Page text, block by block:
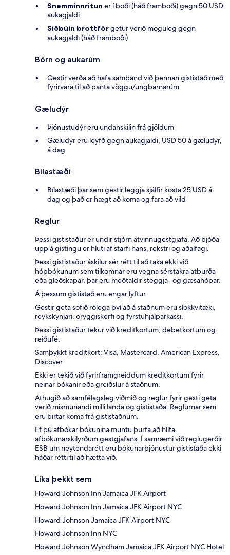
Snemminnritun er í boði (háð framboði) gegn 50 USD
aukagjaldi
Síðbúin brottförgetur verið möguleg gegn
aukagjaldi (háð framboði)
Börn og aukarúm
Gestir verða að hafa samband við þennan gististað með
fyrirvara til að panta vöggu/ungbarnarúm
Gæludýr
Þjónustudýr eru undanskilin frá gjöldum
Gæludýr eru leyfð gegn aukagjaldi, USD 50 á gæludýr,
á dag
Bílastæði
Bílastæði þar sem gestir leggja sjálfir kosta 25 USD á
dag og það er hægt að koma og fara að vild
Reglur
Þessi gististaður er undir stjórn atvinnugestgjafa. Að bjóða
upp á gistingu er hluti af starfi hans, rekstri og aðalfagi.
Þessi gististaður áskilur sér rétt til að taka ekki við
hópbókunum sem tilkomnar eru vegna sérstakra atburða
eða gleðskapar, þar eru meðtaldir steggja- og gæsahópar.
Á þessum gististað eru engar lyftur.
Gestir geta sofið rólega því að á staðnum eru slökkvitæki,
reykskynjari, öryggiskerfi og fyrstuhjálparkassi.
Þessi gististaður tekur við kreditkortum, debetkortum og
reiðufé.
Samþykkt kreditkort: Visa, Mastercard, American Express,
Discover
Ekki er tekið við fyrirframgreiddum kreditkortum fyrir
neinar bókanir eða greiðslur á staðnum.
Athugið að samfélagsleg viðmið og reglur fyrir gesti geta
verið mismunandi milli landa og gististaða. Reglurnar sem
eru birtar koma frá gististaðnum.
Ef þú afbókar bókunina muntu þurfa að hlíta
afbókunarskilyrðum gestgjafans. Í samræmi við reglugerðir
ESB um neytendarétt eru bókunarþjónustur gististaða ekki
háðar rétti til að hætta við.
Líka þekkt sem
Howard Johnson Inn Jamaica JFK Airport
Howard Johnson Inn Jamaica JFK Airport NYC
Howard Johnson Jamaica JFK Airport NYC
Howard Johnson Inn NYC
Howard Johnson Wyndham Jamaica JFK Airport NYC Hotel